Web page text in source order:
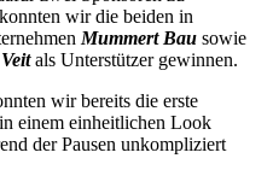
wir die beiden in
Mummert Bau sowie
als Unterstützer gewinnen.
wir bereits die erste
einem einheitlichen Look
der Pausen unkompliziert